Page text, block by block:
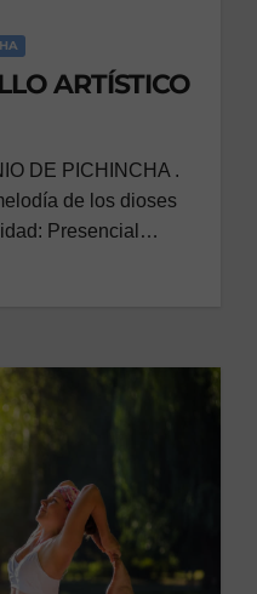
ARTÍSTICO
DE PICHINCHA .
de los dioses
Presencial…